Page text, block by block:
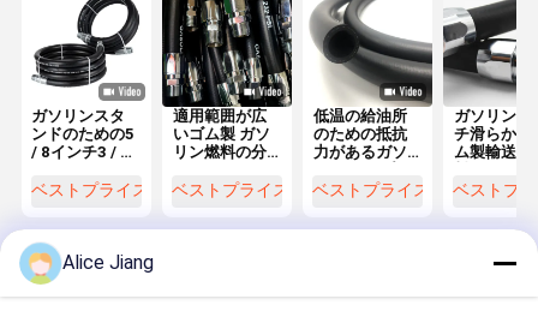
ガソリンスタ
ンドのための5
/ 8インチ3 / 4
チガソリン燃
ベストプライス
適用範囲が広
いゴム製 ガソ
リン燃料の分
低温
ベストプライス
低温の給油所
のための抵抗
力があるガソ
ホース
ベストプライス
ガソリン
チ滑らかな
ム製輸送の
サーのホー
ベストプ
Alice Jiang